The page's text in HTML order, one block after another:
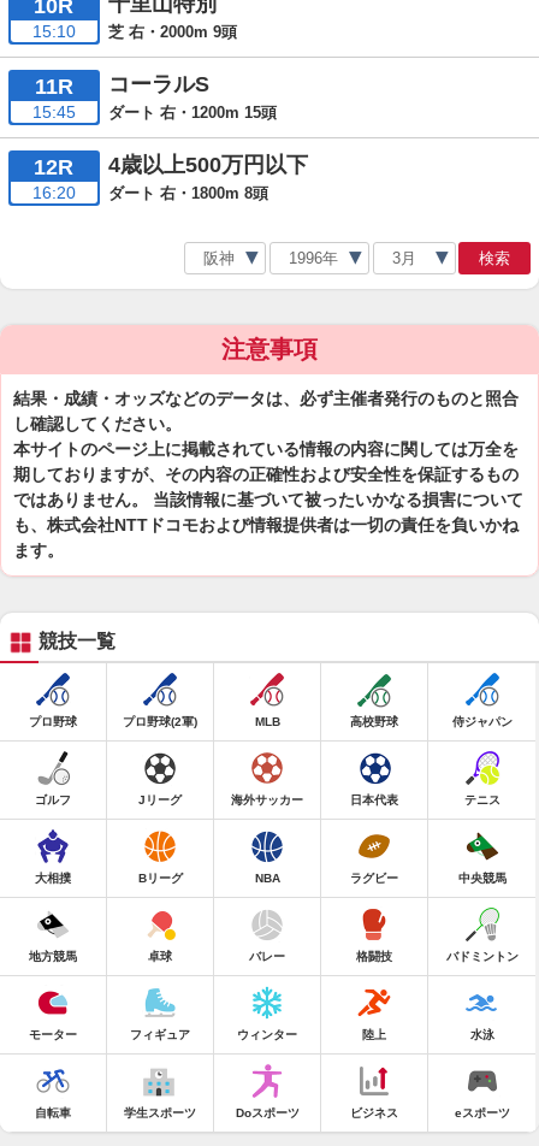
10R
15:10 芝 右・2000m 9頭
11R
15:45
コーラルS
ダート 右・1200m 15頭
12R
16:20
4歳以上500万円以下
ダート 右・1800m 8頭
検索
注意事項
結果・成績・オッズなどのデータは、必ず主催者発行のものと照合
し確認してください。
本サイトのページ上に掲載されている情報の内容に関しては万全を
期しておりますが、その内容の正確性および安全性を保証するもの
ではありません。 当該情報に基づいて被ったいかなる損害について
も、株式会社NTTドコモおよび情報提供者は一切の責任を負いかね
ます。
競技一覧
プロ野球 プロ野球(2軍) MLB 高校野球 侍ジャパン
ゴルフ Jリーグ 海外サッカー 日本代表 テニス
大相撲 Bリーグ NBA ラグビー 中央競馬
地方競馬 卓球 バレー 格闘技 バドミントン
モーター フィギュア ウィンター 陸上 水泳
自転車 学生スポーツ Doスポーツ ビジネス eスポーツ